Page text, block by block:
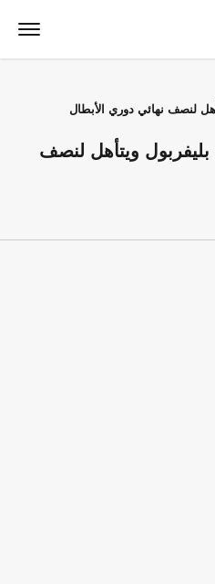
لنصف نهائي دوري الأبطال
ويتأهل لنصف